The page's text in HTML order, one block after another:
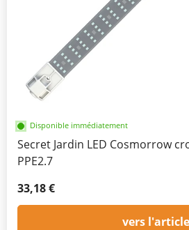
Disponible immédiatement
Secret Jardin LED Cosmorrow
PPE2.7
33,18 €
vers l'article